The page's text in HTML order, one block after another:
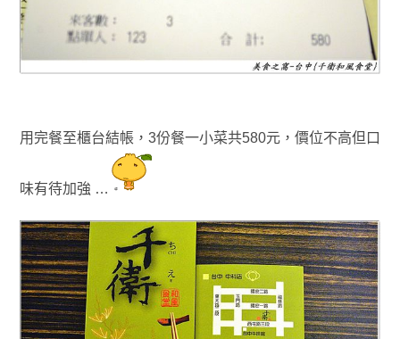
用完餐至櫃台結帳，3份餐一小菜共580元，價位不高但口
味有待加強 …